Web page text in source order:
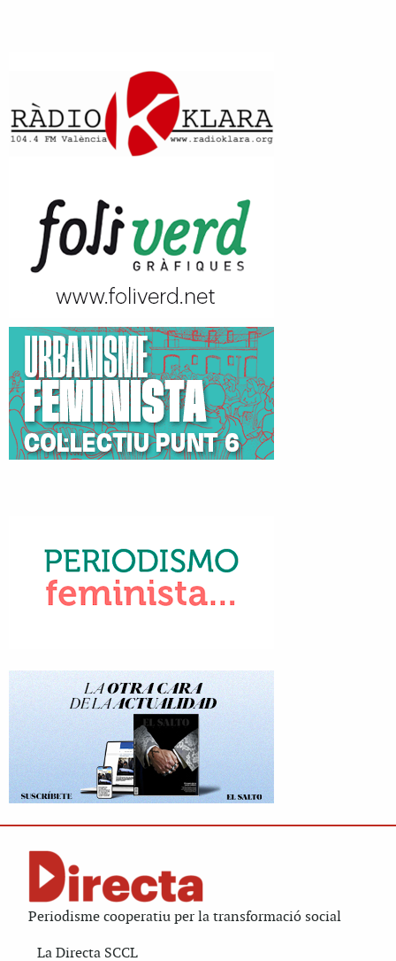
Periodisme cooperatiu per la transformació social
La Directa SCCL